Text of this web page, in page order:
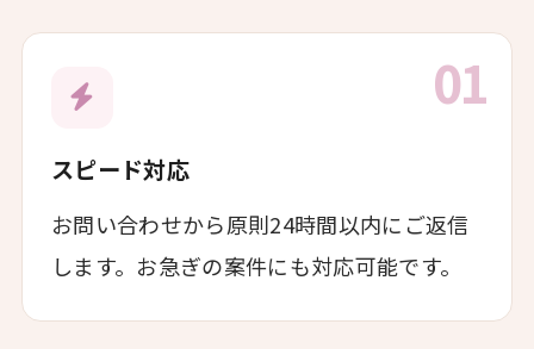
01
スピード対応
お問い合わせから原則24時間以内にご返信
します。お急ぎの案件にも対応可能です。